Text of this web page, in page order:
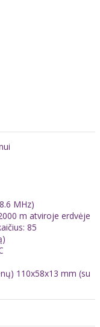
MHz)
m atviroje erdvėje
85
110x58x13 mm (su